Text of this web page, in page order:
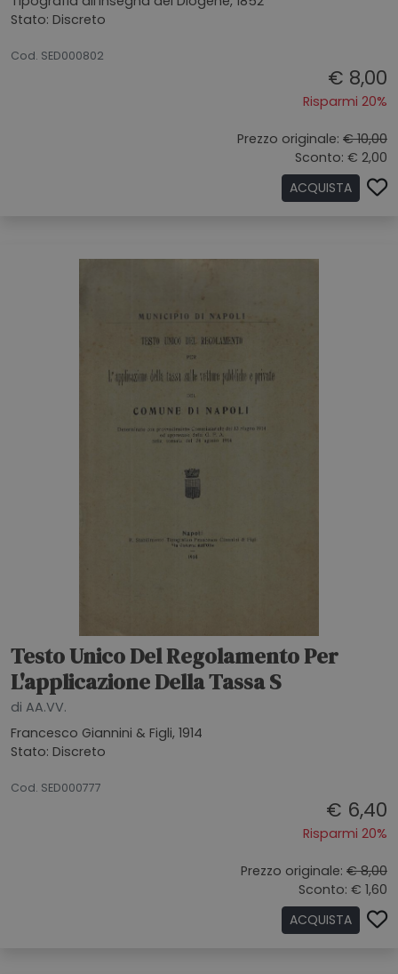
Stato: Discreto
Cod. SED000802
€ 8,00
Risparmi 20%
Prezzo originale: € 10,00
Sconto: € 2,00
ACQUISTA
Testo Unico Del Regolamento Per
L'applicazione Della Tassa S
di AA.VV.
Francesco Giannini & Figli, 1914
Stato: Discreto
Cod. SED000777
€ 6,40
Risparmi 20%
Prezzo originale: € 8,00
Sconto: € 1,60
ACQUISTA